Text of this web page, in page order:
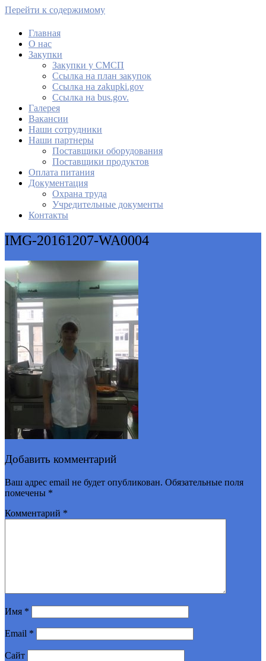
Перейти к содержимому
МАУ Комбинат питания
Главная
О нас
Закупки
Закупки у СМСП
Cсылка на план закупок
Cсылка на zakupki.gov
Ссылка на bus.gov.
Галерея
Вакансии
Наши сотрудники
Наши партнеры
Поставщики оборудования
Поставщики продуктов
Оплата питания
Документация
Охрана труда
Учредительные документы
Контакты
IMG-20161207-WA0004
Добавить комментарий
Ваш адрес email не будет опубликован. Обязательные поля
помечены *
Комментарий *
Имя *
Email *
Сайт